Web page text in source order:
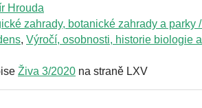
Hrouda
zahrady, botanické zahrady a parky
, Výročí, osobnosti, historie biologie
Živa 3/2020 na straně LXV